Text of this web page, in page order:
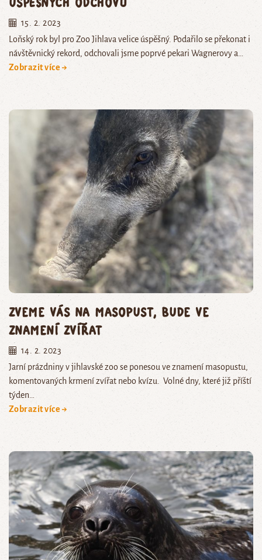
15. 2. 2023
Loňský rok byl pro Zoo Jihlava velice úspěšný. Podařilo se překonat i
návštěvnický rekord, odchovali jsme poprvé pekari Wagnerovy a…
Zobrazit více →
Zveme vás na masopust, bude ve
znamení zvířat
14. 2. 2023
Jarní prázdniny v jihlavské zoo se ponesou ve znamení masopustu,
komentovaných krmení zvířat nebo kvízu. Volné dny, které již příští
týden…
Zobrazit více →